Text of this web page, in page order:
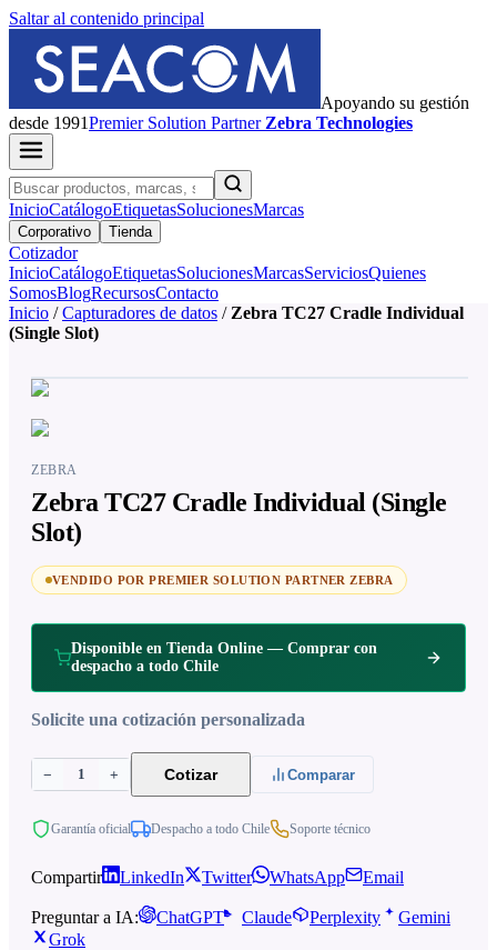
Saltar al contenido principal
Apoyando su gestión
desde 1991PremierSolution Partner Zebra Technologies
InicioCatálogoEtiquetasSolucionesMarcas
Corporativo Tienda
Cotizador
InicioCatálogoEtiquetasSolucionesMarcasServiciosQuienes
SomosBlogRecursosContacto
Inicio / Capturadores de datos / Zebra TC27 Cradle Individual
(Single Slot)
ZEBRA
Zebra TC27 Cradle Individual (Single
Slot)
VENDIDO POR PREMIER SOLUTION PARTNER ZEBRA
Disponible en Tienda Online — Comprar con
despacho a todo Chile
Solicite una cotización personalizada
− 1 + Cotizar Comparar
Garantía oficial Despacho a todo Chile Soporte técnico
Compartir LinkedIn Twitter WhatsApp Email
Preguntar a IA: ChatGPT Claude Perplexity
Gemini
Grok